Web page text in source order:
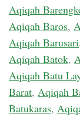
Aqiqah
Aqiqah Baros,
Aqiqah Barusari
Aqiqah Batok,
Aqiqah Batu
Barat, Aqiqah
Batukaras,